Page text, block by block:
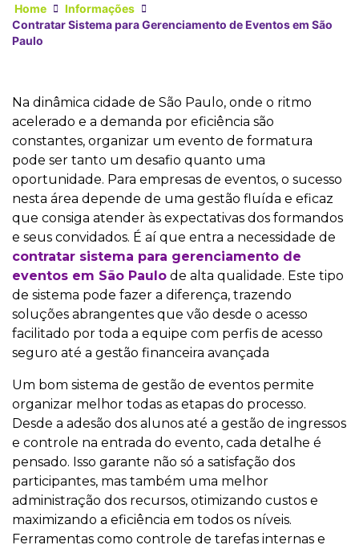
Home
Informações
Contratar Sistema para Gerenciamento de Eventos em São
Paulo
Na dinâmica cidade de São Paulo, onde o ritmo
acelerado e a demanda por eficiência são
constantes, organizar um evento de formatura
pode ser tanto um desafio quanto uma
oportunidade. Para empresas de eventos, o sucesso
nesta área depende de uma gestão fluída e eficaz
que consiga atender às expectativas dos formandos
e seus convidados. É aí que entra a necessidade de
contratar sistema para gerenciamento de
eventos em São Paulo de alta qualidade. Este tipo
de sistema pode fazer a diferença, trazendo
soluções abrangentes que vão desde o acesso
facilitado por toda a equipe com perfis de acesso
seguro até a gestão financeira avançada
Um bom sistema de gestão de eventos permite
organizar melhor todas as etapas do processo.
Desde a adesão dos alunos até a gestão de ingressos
e controle na entrada do evento, cada detalhe é
pensado. Isso garante não só a satisfação dos
participantes, mas também uma melhor
administração dos recursos, otimizando custos e
maximizando a eficiência em todos os níveis.
Ferramentas como controle de tarefas internas e